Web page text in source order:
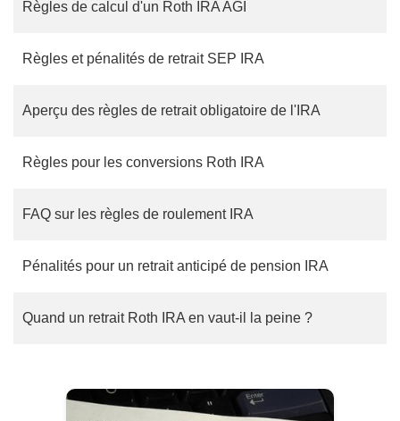
Règles de calcul d'un Roth IRA AGI
Règles et pénalités de retrait SEP IRA
Aperçu des règles de retrait obligatoire de l'IRA
Règles pour les conversions Roth IRA
FAQ sur les règles de roulement IRA
Pénalités pour un retrait anticipé de pension IRA
Quand un retrait Roth IRA en vaut-il la peine ?